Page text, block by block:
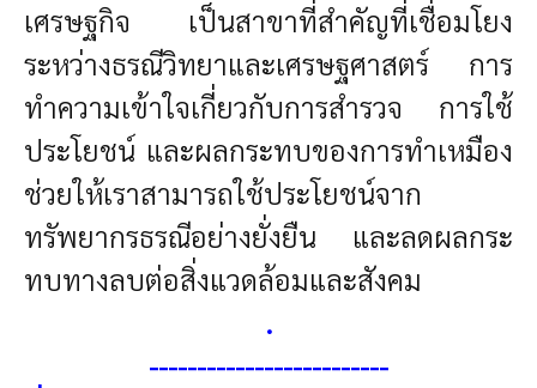
เศรษฐกิจ เป็นสาขาที่สำคัญที่เชื่อมโยง
ระหว่างธรณีวิทยาและเศรษฐศาสตร์ การ
ทำความเข้าใจเกี่ยวกับการสำรวจ การใช้
ประโยชน์ และผลกระทบของการทำเหมือง
ช่วยให้เราสามารถใช้ประโยชน์จาก
ทรัพยากรธรณีอย่างยั่งยืน และลดผลกระ
ทบทางลบต่อสิ่งแวดล้อมและสังคม
.
-------------------------